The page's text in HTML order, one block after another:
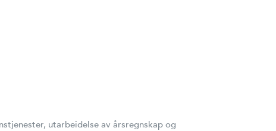
utarbeidelse av årsregnskap og